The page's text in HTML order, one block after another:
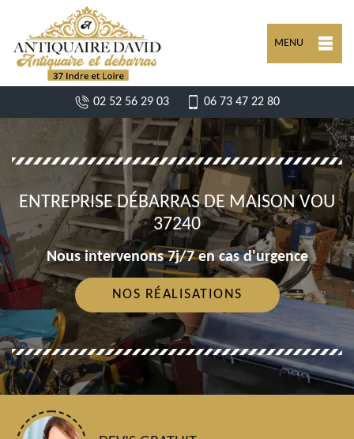
MENU
02 52 56 29 03 06 73 47 22 80
ENTREPRISE DÉBARRAS DE MAISON VOU
37240
Nous intervenons 7j/7 en cas d'urgence
NOS RÉALISATIONS